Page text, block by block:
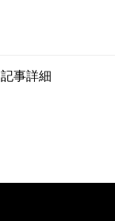
記事詳細